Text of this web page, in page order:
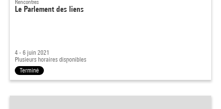
Rencontres
Le Parlement des liens
4 - 6 juin 2021
Plusieurs horaires disponibles
Terminé